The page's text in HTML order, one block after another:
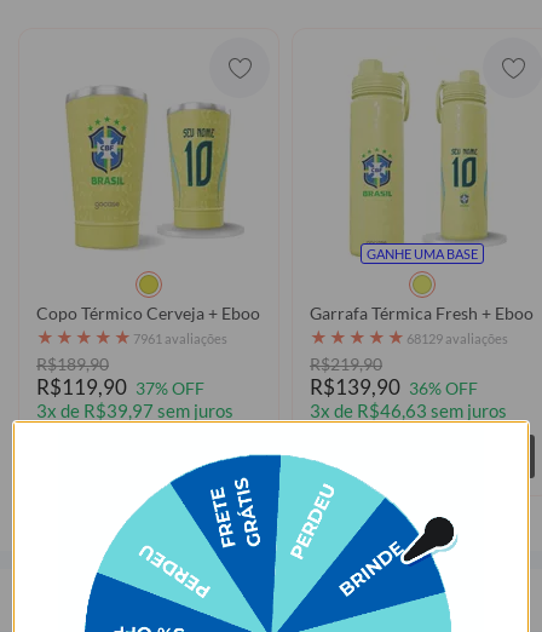
Copo Térmico Cerveja + Ebook - CBF - Uniforme 01 Personalizado
★ ★ ★ ★ ★ 7961 avaliações
R$189,90
R$119,90 37% OFF
3x de R$39,97 sem juros
GANHE UMA BASE
Garrafa Térmica Fresh +
★ ★ ★ ★ ★ 68129 avaliações
R$219,90
R$139,90 36% OFF
3x de R$46,63 sem juros
Descrição